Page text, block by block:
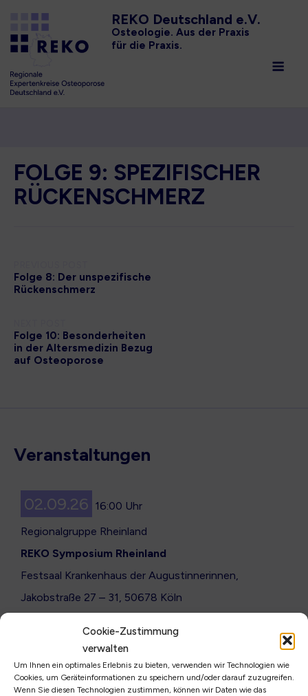
Cookie-Zustimmung
verwalten
Um Ihnen ein optimales Erlebnis zu bieten, verwenden wir Technologien wie
Cookies, um Geräteinformationen zu speichern und/oder darauf zuzugreifen.
Wenn Sie diesen Technologien zustimmen, können wir Daten wie das
content
REKO Deutschland e.V.
Osteologie. Aus der Praxis
für die Praxis.
FOLGE 9: SPEZIFISCHER
RÜCKENSCHMERZ
Post
navigation
Folge 8: Der unspezifische
Rückenschmerz
Folge 10: Besonderheiten
in der Altersmedizin Bezug
auf Osteoporose
Veranstaltungen
02.09.26 16:00 Uhr
Regionalgruppe Rheinland
REKO Symposium Rheinland
Festsaal Krankenhaus der Augustinnerinnen,
Jakobstraße 27 – 31, 50678 Köln
19.09.26
10:00 bis 13:00 Uhr
Patientenveranstaltung Osteoporose
Festsaal Krankenhaus der Augustinnerinnen,